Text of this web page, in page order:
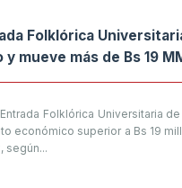
Folklórica
mueve más de Bs 19
Entrada Folklórica Universitaria
económico superior a Bs 19
según...